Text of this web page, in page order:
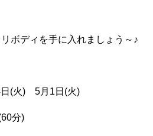
ボディを手に入れましょう～♪
日(火) 5月1日(火)
分)